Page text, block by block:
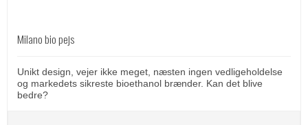
Milano bio pejs
Unikt design, vejer ikke meget, næsten ingen vedligeholdelse
og markedets sikreste bioethanol brænder. Kan det blive
bedre?